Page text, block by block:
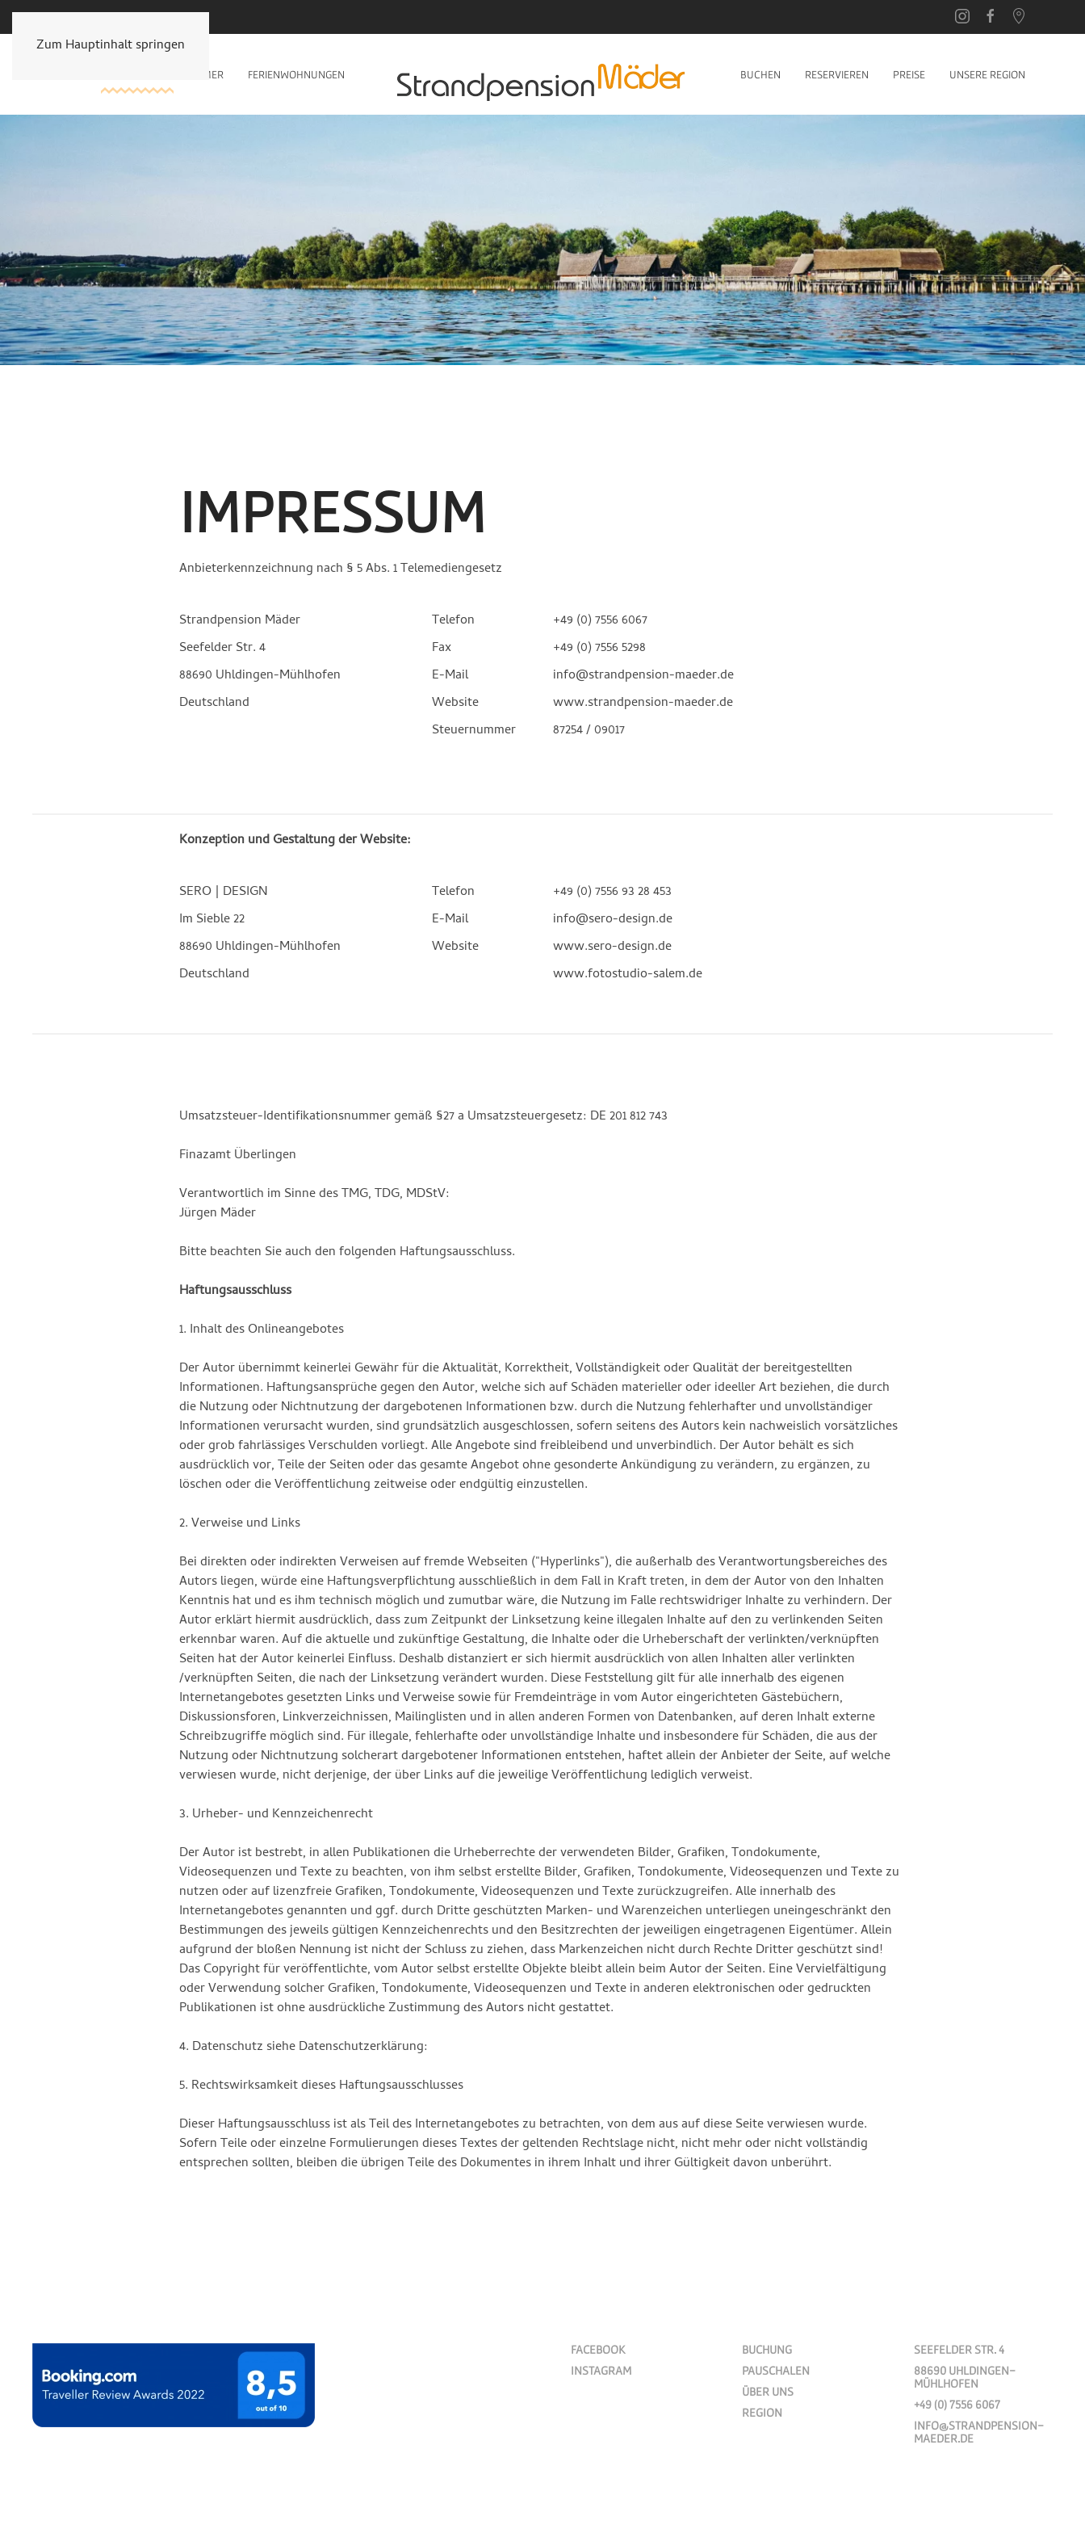
Zum Hauptinhalt springen
ZIMMER FERIENWOHNUNGEN BUCHEN RESERVIEREN PREISE UNSERE REGION
IMPRESSUM
Anbieterkennzeichnung nach § 5 Abs. 1 Telemediengesetz
Strandpension Mäder
Seefelder Str. 4
88690 Uhldingen-Mühlhofen
Deutschland
Telefon
+49 (0) 7556 6067
Fax
+49 (0) 7556 5298
E-Mail
info@strandpension-maeder.de
Website
www.strandpension-maeder.de
Steuernummer
87254 / 09017
Konzeption und Gestaltung der Website:
SERO | DESIGN
Im Sieble 22
88690 Uhldingen-Mühlhofen
Deutschland
Telefon
+49 (0) 7556 93 28 453
E-Mail
info@sero-design.de
Website
www.sero-design.de
www.fotostudio-salem.de
Umsatzsteuer-Identifikationsnummer gemäß §27 a Umsatzsteuergesetz: DE 201 812 743
Finazamt Überlingen
Verantwortlich im Sinne des TMG, TDG, MDStV:
Jürgen Mäder
Bitte beachten Sie auch den folgenden Haftungsausschluss.
Haftungsausschluss
1. Inhalt des Onlineangebotes
Der Autor übernimmt keinerlei Gewähr für die Aktualität, Korrektheit, Vollständigkeit oder Qualität der bereitgestellten
Informationen. Haftungsansprüche gegen den Autor, welche sich auf Schäden materieller oder ideeller Art beziehen, die durch
die Nutzung oder Nichtnutzung der dargebotenen Informationen bzw. durch die Nutzung fehlerhafter und unvollständiger
Informationen verursacht wurden, sind grundsätzlich ausgeschlossen, sofern seitens des Autors kein nachweislich vorsätzliches
oder grob fahrlässiges Verschulden vorliegt. Alle Angebote sind freibleibend und unverbindlich. Der Autor behält es sich
ausdrücklich vor, Teile der Seiten oder das gesamte Angebot ohne gesonderte Ankündigung zu verändern, zu ergänzen, zu
löschen oder die Veröffentlichung zeitweise oder endgültig einzustellen.
2. Verweise und Links
Bei direkten oder indirekten Verweisen auf fremde Webseiten ("Hyperlinks"), die außerhalb des Verantwortungsbereiches des
Autors liegen, würde eine Haftungsverpflichtung ausschließlich in dem Fall in Kraft treten, in dem der Autor von den Inhalten
Kenntnis hat und es ihm technisch möglich und zumutbar wäre, die Nutzung im Falle rechtswidriger Inhalte zu verhindern. Der
Autor erklärt hiermit ausdrücklich, dass zum Zeitpunkt der Linksetzung keine illegalen Inhalte auf den zu verlinkenden Seiten
erkennbar waren. Auf die aktuelle und zukünftige Gestaltung, die Inhalte oder die Urheberschaft der verlinkten/verknüpften
Seiten hat der Autor keinerlei Einfluss. Deshalb distanziert er sich hiermit ausdrücklich von allen Inhalten aller verlinkten
/verknüpften Seiten, die nach der Linksetzung verändert wurden. Diese Feststellung gilt für alle innerhalb des eigenen
Internetangebotes gesetzten Links und Verweise sowie für Fremdeinträge in vom Autor eingerichteten Gästebüchern,
Diskussionsforen, Linkverzeichnissen, Mailinglisten und in allen anderen Formen von Datenbanken, auf deren Inhalt externe
Schreibzugriffe möglich sind. Für illegale, fehlerhafte oder unvollständige Inhalte und insbesondere für Schäden, die aus der
Nutzung oder Nichtnutzung solcherart dargebotener Informationen entstehen, haftet allein der Anbieter der Seite, auf welche
verwiesen wurde, nicht derjenige, der über Links auf die jeweilige Veröffentlichung lediglich verweist.
3. Urheber- und Kennzeichenrecht
Der Autor ist bestrebt, in allen Publikationen die Urheberrechte der verwendeten Bilder, Grafiken, Tondokumente,
Videosequenzen und Texte zu beachten, von ihm selbst erstellte Bilder, Grafiken, Tondokumente, Videosequenzen und Texte zu
nutzen oder auf lizenzfreie Grafiken, Tondokumente, Videosequenzen und Texte zurückzugreifen. Alle innerhalb des
Internetangebotes genannten und ggf. durch Dritte geschützten Marken- und Warenzeichen unterliegen uneingeschränkt den
Bestimmungen des jeweils gültigen Kennzeichenrechts und den Besitzrechten der jeweiligen eingetragenen Eigentümer. Allein
aufgrund der bloßen Nennung ist nicht der Schluss zu ziehen, dass Markenzeichen nicht durch Rechte Dritter geschützt sind!
Das Copyright für veröffentlichte, vom Autor selbst erstellte Objekte bleibt allein beim Autor der Seiten. Eine Vervielfältigung
oder Verwendung solcher Grafiken, Tondokumente, Videosequenzen und Texte in anderen elektronischen oder gedruckten
Publikationen ist ohne ausdrückliche Zustimmung des Autors nicht gestattet.
4. Datenschutz siehe Datenschutzerklärung:
5. Rechtswirksamkeit dieses Haftungsausschlusses
Dieser Haftungsausschluss ist als Teil des Internetangebotes zu betrachten, von dem aus auf diese Seite verwiesen wurde.
Sofern Teile oder einzelne Formulierungen dieses Textes der geltenden Rechtslage nicht, nicht mehr oder nicht vollständig
entsprechen sollten, bleiben die übrigen Teile des Dokumentes in ihrem Inhalt und ihrer Gültigkeit davon unberührt.
FACEBOOK
INSTAGRAM
BUCHUNG
PAUSCHALEN
ÜBER UNS
REGION
SEEFELDER STR. 4
88690 UHLDINGEN-
MÜHLHOFEN
+49 (0) 7556 6067
INFO@STRANDPENSION-
MAEDER.DE